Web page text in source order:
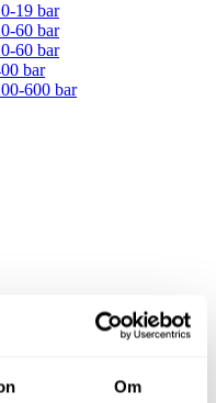
Om
19 bar
60 bar
60 bar
bar
600 bar